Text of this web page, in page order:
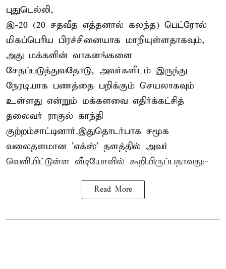
புதுடெல்லி,
இ-20 (20 சதவீத எத்தனால் கலந்த) பெட்ரோல்
மிகப்பெரிய பிரச்சினையாக மாறியுள்ளதாகவும்,
அது மக்களின் வாகனங்களை
சேதப்படுத்துவதோடு, அவர்களிடம் இருந்து
நேரடியாக பணத்தை பறிக்கும் செயலாகவும்
உள்ளது என்றும் மக்களவை எதிர்க்கட்சித்
தலைவர் ராகுல் காந்தி
குற்றம்சாட்டினார்.இதுதொடர்பாக சமூக
வலைதளமான 'எக்ஸ்' தளத்தில் அவர்
வெளியிட்டுள்ள வீடியோவில் கூறியிருப்பதாவது:-
Read More